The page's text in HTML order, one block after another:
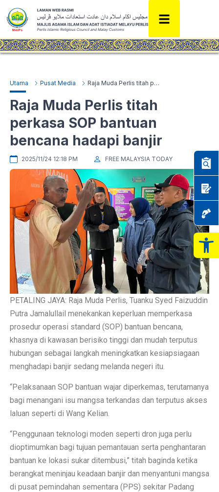
Utama Pusat Media Raja Muda Perlis titah perkasa SOP bantuan bencana hadapi banjir
Raja Muda Perlis titah
perkasa SOP bantuan
bencana hadapi banjir
2025/11/24 12:18 PM FREE MALAYSIA TODAY
PETALING JAYA: Raja Muda Perlis, Tuanku Syed Faizuddin
Putra Jamalullail menekankan keperluan memperkasa
prosedur operasi standard (SOP) bantuan bencana,
khasnya di kawasan berisiko tinggi dan mudah terputus
hubungan sebagai langkah meningkatkan kesiapsiagaan
menghadapi banjir sedang melanda negeri itu.
“Pelaksanaan SOP bantuan wajar diperkemas, terutamanya
bagi menangani isu mangsa terkandas dan terputus akses
laluan seperti di Wang Kelian.
“Penggunaan teknologi moden seperti dron juga perlu
dioptimumkan bagi tujuan pemantauan serta penghantaran
bantuan ke lokasi sukar ditembusi,” titah baginda ketika
berangkat meninjau keadaan banjir dan menyantuni mangsa
di pusat pemindahan sementara (PPS) sekitar Padang